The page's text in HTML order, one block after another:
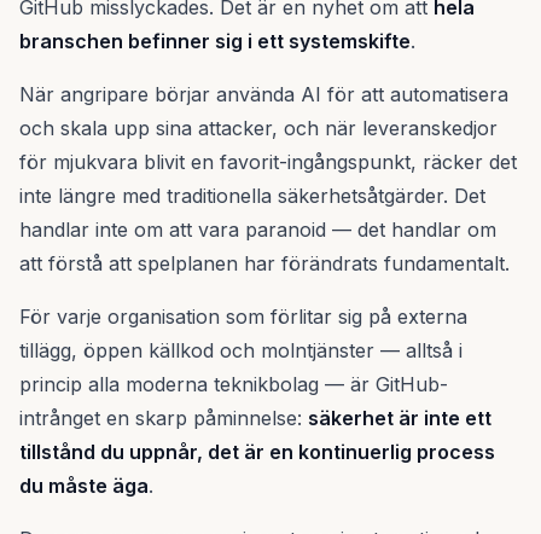
GitHub misslyckades. Det är en nyhet om att hela
branschen befinner sig i ett systemskifte.
När angripare börjar använda AI för att automatisera
och skala upp sina attacker, och när leveranskedjor
för mjukvara blivit en favorit-ingångspunkt, räcker det
inte längre med traditionella säkerhetsåtgärder. Det
handlar inte om att vara paranoid — det handlar om
att förstå att spelplanen har förändrats fundamentalt.
För varje organisation som förlitar sig på externa
tillägg, öppen källkod och molntjänster — alltså i
princip alla moderna teknikbolag — är GitHub-
intrånget en skarp påminnelse: säkerhet är inte ett
tillstånd du uppnår, det är en kontinuerlig process
du måste äga.